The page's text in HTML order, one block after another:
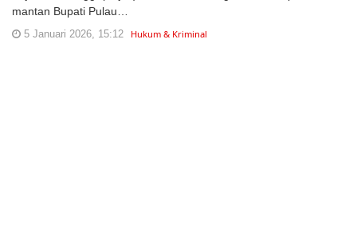
mantan Bupati Pulau…
5 Januari 2026, 15:12 Hukum & Kriminal